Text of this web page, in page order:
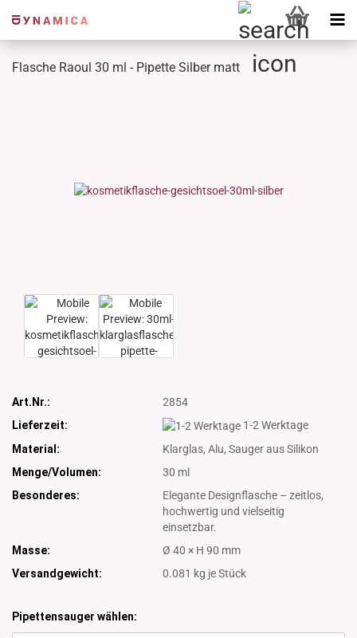
Flasche Raoul 30 ml - Pipette Silber matt
Art.Nr.:
2854
Lieferzeit:
1-2 Werktage
Material:
Klarglas, Alu, Sauger aus Silikon
Menge/Volumen:
30 ml
Besonderes:
Elegante Designflasche – zeitlos,
hochwertig und vielseitig
einsetzbar.
Masse:
Ø 40 × H 90 mm
Versandgewicht:
0.081 kg je Stück
Pipettensauger wählen: